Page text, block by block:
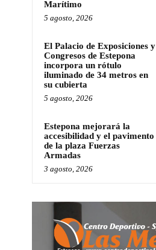
Marítimo
5 agosto, 2026
El Palacio de Exposiciones y
Congresos de Estepona
incorpora un rótulo
iluminado de 34 metros en
su cubierta
5 agosto, 2026
Estepona mejorará la
accesibilidad y el pavimento
de la plaza Fuerzas
Armadas
3 agosto, 2026